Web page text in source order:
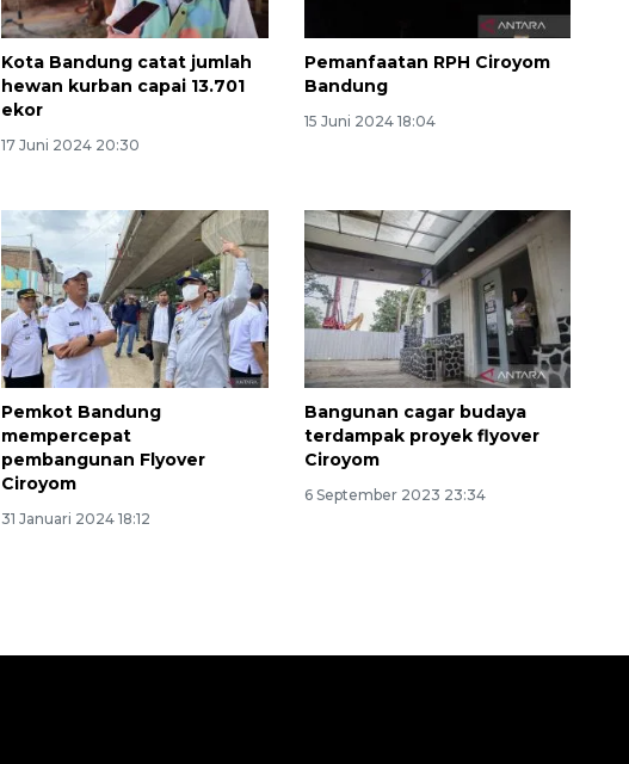
Kota Bandung catat jumlah
hewan kurban capai 13.701
ekor
17 Juni 2024 20:30
Pemanfaatan RPH Ciroyom
Bandung
15 Juni 2024 18:04
Pemkot Bandung
mempercepat
pembangunan Flyover
Ciroyom
31 Januari 2024 18:12
Bangunan cagar budaya
terdampak proyek flyover
Ciroyom
6 September 2023 23:34
160 ribu sambungan baru
jaringan gas 2026
2026-08-07 18:00:00